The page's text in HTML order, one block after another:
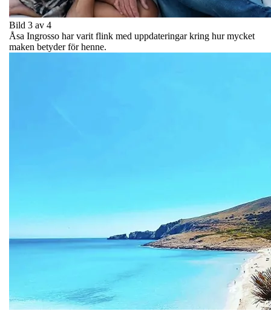
Bild 3 av 4
Åsa Ingrosso har varit flink med uppdateringar kring hur mycket
maken betyder för henne.